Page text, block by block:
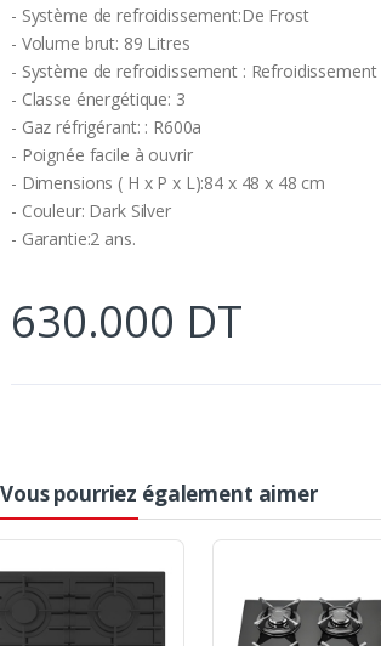
- Système de refroidissement:De Frost
- Volume brut: 89 Litres
- Système de refroidissement :
- Classe énergétique: 3
- Gaz réfrigérant: : R600a
- Poignée facile à ouvrir
- Dimensions ( H x P x L):84 x 48 x 48 cm
- Couleur: Dark Silver
- Garantie:2 ans.
630.000 DT
Vous pourriez également aimer